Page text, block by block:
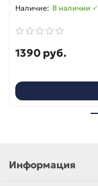
В наличии ✓
1390 руб.
Информация